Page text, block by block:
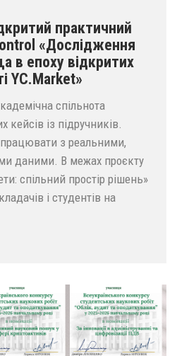
практичний
«Дослідження
в епоху відкритих
YC.Market»
спільнота
кейсів із підручників.
з реальними,
даними. В межах проєкту
спільний простір рішень»
і студентів на